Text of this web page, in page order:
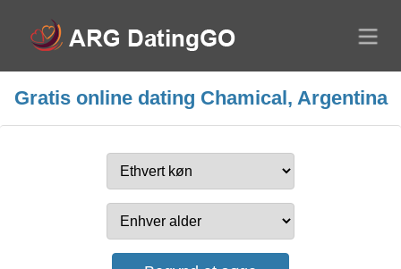
Gratis online dating Chamical, Argentina